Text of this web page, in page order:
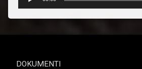
DOKUMENTI